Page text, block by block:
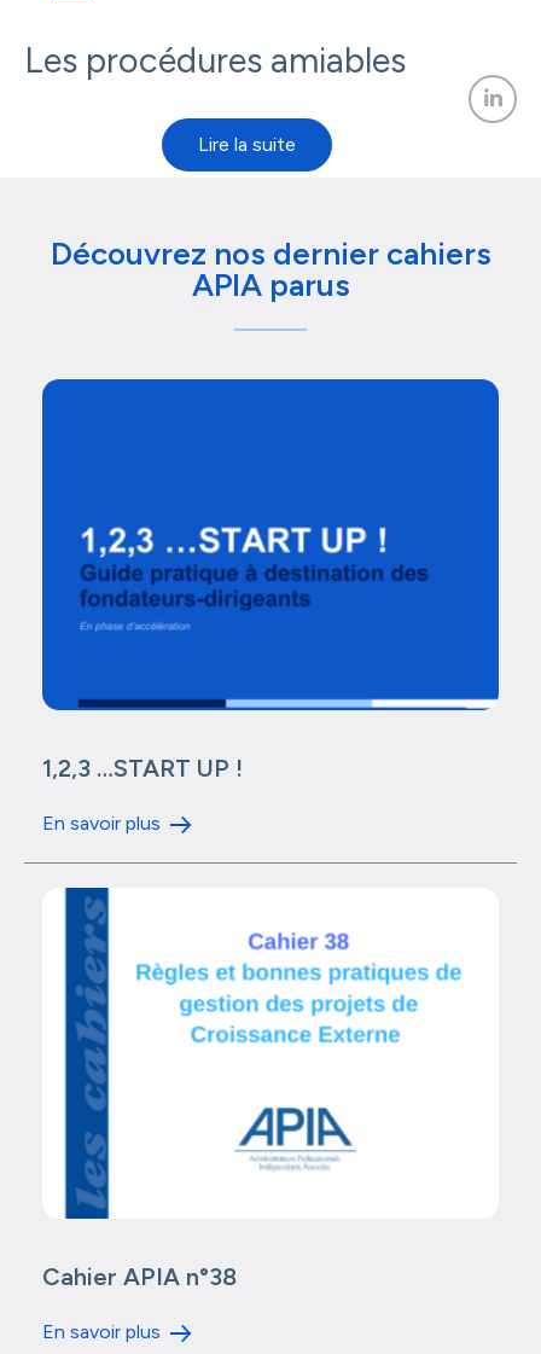
Les procédures amiables
Découvrez nos dernier cahiers
APIA parus
1,2,3 …START UP !
En savoir plus
Cahier APIA n°38
En savoir plus